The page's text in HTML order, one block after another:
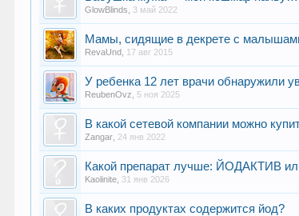
GlowBlinds 3 май 2022
Мамы, сидящие в декрете с
RevaUnd 17 авг 2015
У ребенка 12 лет врачи обнаружили
ReubenOvz 5 ноя 2025
В какой сетевой компании можно
Zangar 24 янв 2022
Какой препарат лучше: ЙОДАКТИВ
Kaolinite 31 янв 2026
В каких продуктах содержится йод?